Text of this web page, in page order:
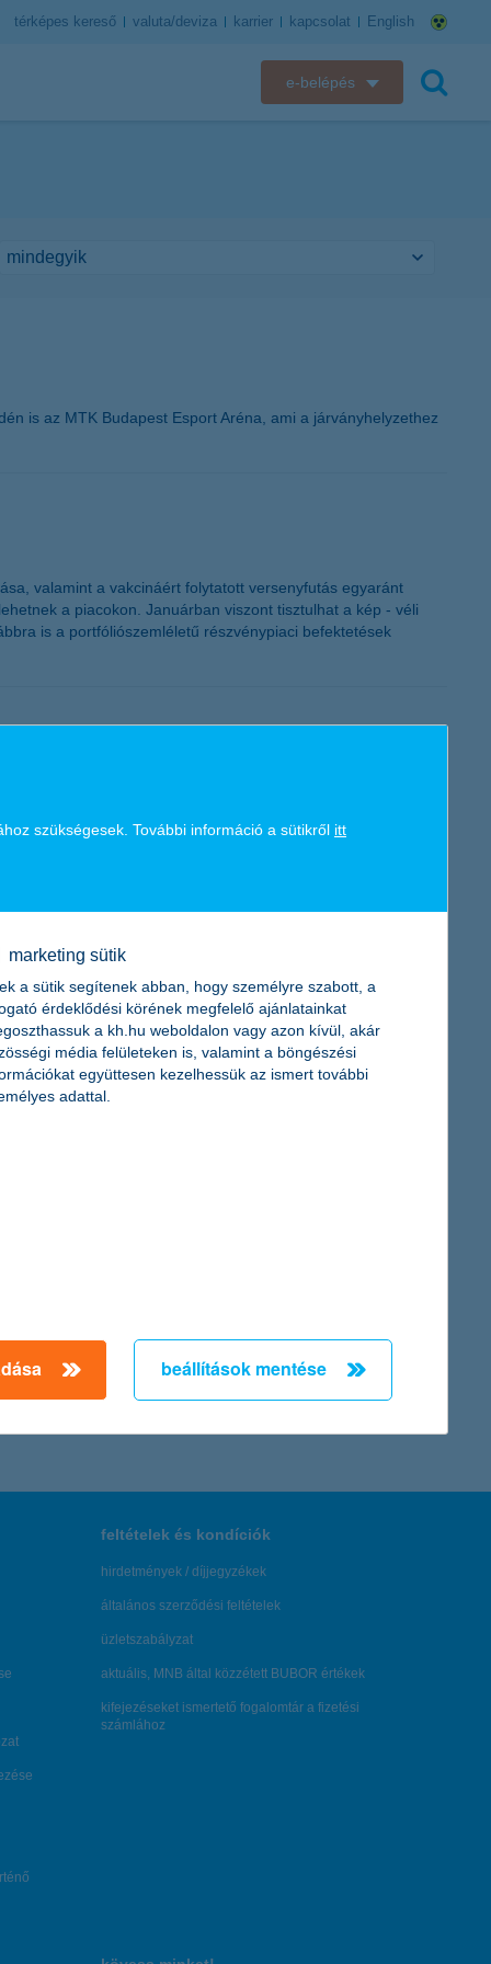
térképes kereső valuta/deviza karrier kapcsolat English
e-belépés
is az MTK Budapest Esport Aréna, ami a járványhelyzethez
valamint a vakcináért folytatott versenyfutás egyaránt
a piacokon. Januárban viszont tisztulhat a kép - véli
is a portfóliószemléletű részvénypiaci befektetések
a piacra lépését, fejlődését. A befektetők elnyerése
Cseppke megálmodói ezért megmutatják, hogy mire
ösztönző adományozási programjának. A Covid19
segítségükkel pedig összesen 50 millió forint
befektetések díja pályázatán a Legfelelősebb
← Első Előző Következő utolsó →
feltételek és kondíciók
hirdetmények / díjjegyzékek
általános szerződési feltételek
üzletszabályzat
aktuális, MNB által közzétett BUBOR értékek
kifejezéseket ismertető fogalomtár a fizetési
számlához
szükségesek. További információ a sütikről itt
marketing sütik
a sütik segítenek abban, hogy személyre szabott, a
érdeklődési körének megfelelő ajánlatainkat
a kh.hu weboldalon vagy azon kívül, akár
média felületeken is, valamint a böngészési
együttesen kezelhessük az ismert további
adattal.
beállítások mentése